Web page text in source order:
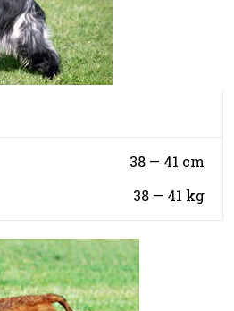
38 — 41 cm
38 — 41 kg